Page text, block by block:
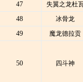
47
失翼之龙杜
48
冰骨龙
49
魔龙德拉贡
50 四斗神